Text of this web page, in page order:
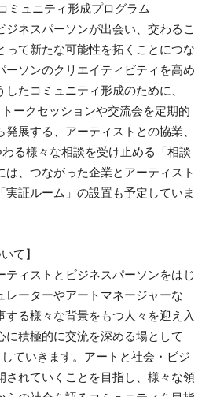
ュニティ形成プログラム
ジネスパーソンが出会い、交わるこ
って新たな可能性を拓くことにつな
ーソンのクリエイティビティを高め
たコミュニティ形成のために、
トークセッションや交流会を定期的
展する、アーティストとの協業、
る様々な相談を受け止める「相談
は、つながった企業とアーティスト
実証ルーム」の設置も予定していま
て】
ティストとビジネスパーソンをはじ
レーターやアートマネージャーな
する様々な背景をもつ人々を迎え入
に積極的に交流を深める場として
していきます。アートと社会・ビジ
されていくことを目指し、様々な領